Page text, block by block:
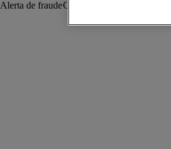
Alerta de fraudeComentarios al webmaster